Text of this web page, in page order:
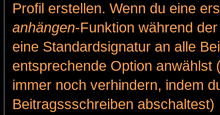
Profil erstellen. Wenn du eine
anhängen-Funktion während
eine Standardsignatur an alle
entsprechende Option anwählst
immer noch verhindern, indem
Beitragssschreiben abschaltest)